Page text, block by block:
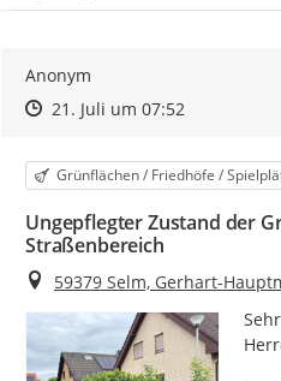
Anonym
Zeitpunkt des Erstellens
Zeitpunkt des Erstellens
21. Juli um 07:52Zur
Kategorie
Grünflächen / Friedhöfe /
Ungepflegter Zustand der
Straßenbereich
Ort
59379 Selm, Gerhart-